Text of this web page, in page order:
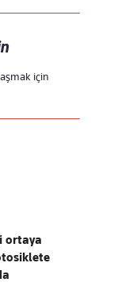
için
ortaya